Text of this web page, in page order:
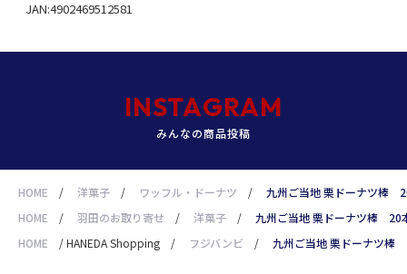
HOME / 洋菓子 / ワッフル・ドーナツ /
九州ご当地 栗ドーナツ棒
HOME
/ 羽田のお取り寄せ / 洋菓子 /
九州ご当地 栗ドーナツ棒 20
HOME
/HANEDA Shopping / フジバンビ / 九州ご当地 栗ドーナツ棒
JAN:4902469512581
INSTAGRAM
みんなの商品投稿